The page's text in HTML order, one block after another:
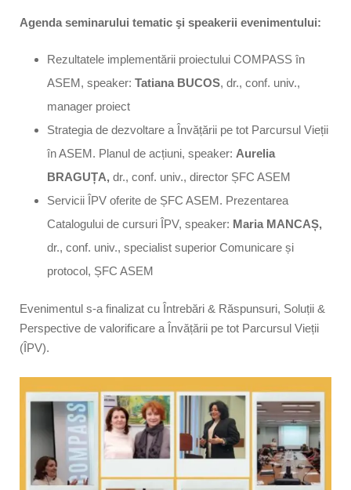
Agenda seminarului tematic şi speakerii evenimentului:
Rezultatele implementării proiectului COMPASS în
ASEM, speaker: Tatiana BUCOS, dr., conf. univ.,
manager proiect
Strategia de dezvoltare a Învățării pe tot Parcursul Vieții
în ASEM. Planul de acțiuni, speaker: Aurelia
BRAGUȚA, dr., conf. univ., director ȘFC ASEM
Servicii ÎPV oferite de ȘFC ASEM. Prezentarea
Catalogului de cursuri ÎPV, speaker: Maria MANCAȘ,
dr., conf. univ., specialist superior Comunicare și
protocol, ȘFC ASEM
Evenimentul s-a finalizat cu Întrebări & Răspunsuri, Soluții &
Perspective de valorificare a Învățării pe tot Parcursul Vieții
(ÎPV).